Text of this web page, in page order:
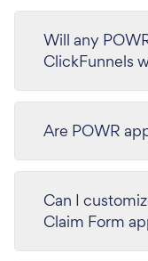
Will any
ClickFunnels
Are POWR
Can I
Claim Form